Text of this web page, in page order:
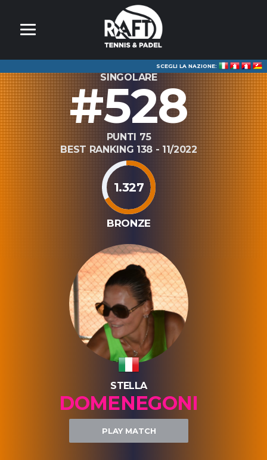
SCEGLI LA NAZIONE:
SINGOLARE
#528
PUNTI 75
BEST RANKING 138 - 11/2022
1.327
BRONZE
STELLA
DOMENEGONI
PLAY MATCH